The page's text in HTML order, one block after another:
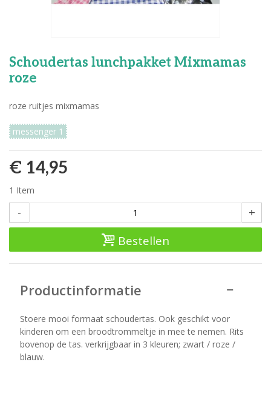
Schoudertas lunchpakket Mixmamas
roze
roze ruitjes mixmamas
messenger 1
€ 14,95
1 Item
- +
Bestellen
Productinformatie
Stoere mooi formaat schoudertas. Ook geschikt voor
kinderen om een broodtrommeltje in mee te nemen. Rits
bovenop de tas. verkrijgbaar in 3 kleuren; zwart / roze /
blauw.